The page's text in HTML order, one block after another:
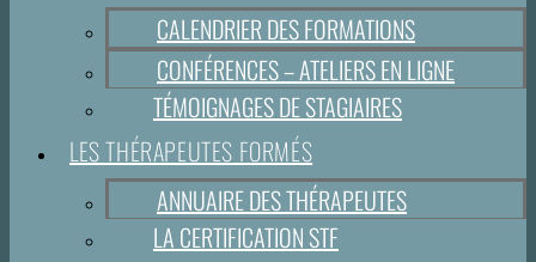
CALENDRIER DES FORMATIONS
CONFÉRENCES – ATELIERS EN LIGNE
TÉMOIGNAGES DE STAGIAIRES
LES THÉRAPEUTES FORMÉS
ANNUAIRE DES THÉRAPEUTES
LA CERTIFICATION STF